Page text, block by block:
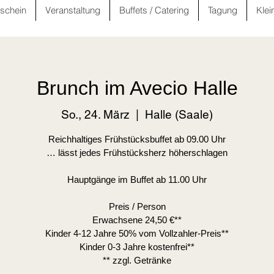
Veranstaltung Buffets / Catering Tagung
Brunch im Avecio Halle
So., 24. März Halle (Saale)
Reichhaltiges Frühstücksbuffet ab 09.00 Uhr
… lässt jedes Frühstücksherz höherschlagen
Hauptgänge im Buffet ab 11.00 Uhr
Preis / Person
Erwachsene 24,50 €**
Kinder 4-12 Jahre 50% vom Vollzahler-Preis**
Kinder 0-3 Jahre kostenfrei**
** zzgl. Getränke